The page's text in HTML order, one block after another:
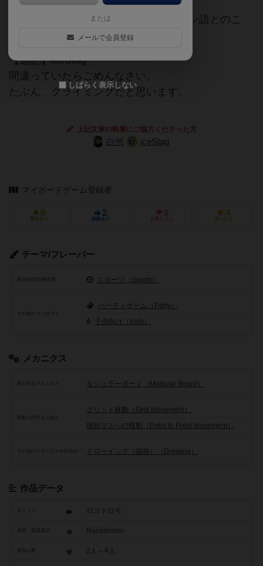
ロコドロモは、ボルダリングのスペイン語とのこ
【追記】iceStag
間違っていたらごめんなさい。
たぶん、クライミングだと思います。
上記文章の執筆にご協力くださった方
白州 iceStag
マイボードゲーム登録者
0
興味あり
2
経験あり
0
お気に入り
4
持ってる
テーマ/フレーバー
政治経済/各種産業 スポーツ（Sports）
その他のコンセプト
パーティゲーム（Party）
子供向け（Kids）
メカニクス
頻出するメカニクス モジュラーボード（Modular Board）
移動に関する仕組み
グリッド移動（Grid Movement）
接続マスへの移動（Point to Point Movement）
その他のメカニクスや仕組み ドローイング（描画）（Drawing）
作品データ
タイトル ロコドロモ
Rocódromo
参加人数 2人～4人
または
メールで会員登録
しばらく表示しない